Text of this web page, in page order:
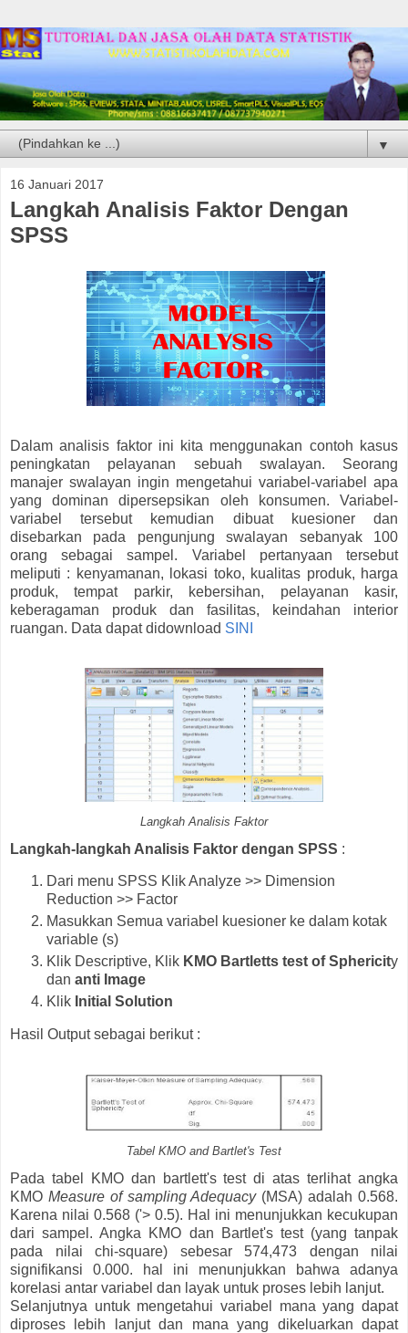
▼
16 Januari 2017
Langkah Analisis Faktor Dengan
SPSS
Dalam analisis faktor ini kita menggunakan contoh kasus
peningkatan pelayanan sebuah swalayan. Seorang
manajer swalayan ingin mengetahui variabel-variabel apa
yang dominan dipersepsikan oleh konsumen. Variabel-
variabel tersebut kemudian dibuat kuesioner dan
disebarkan pada pengunjung swalayan sebanyak 100
orang sebagai sampel. Variabel pertanyaan tersebut
meliputi : kenyamanan, lokasi toko, kualitas produk, harga
produk, tempat parkir, kebersihan, pelayanan kasir,
keberagaman produk dan fasilitas, keindahan interior
ruangan. Data dapat didownload SINI
Langkah Analisis Faktor
Langkah-langkah Analisis Faktor dengan SPSS :
Dari menu SPSS Klik Analyze >> Dimension
Reduction >> Factor
Masukkan Semua variabel kuesioner ke dalam kotak
variable (s)
Klik Descriptive, Klik KMO Bartletts test of Sphericity
dan anti Image
Klik Initial Solution
Hasil Output sebagai berikut :
Tabel KMO and Bartlet's Test
Pada tabel KMO dan bartlett's test di atas terlihat angka
KMO Measure of sampling Adequacy(MSA) adalah 0.568.
Karena nilai 0.568 ('> 0.5). Hal ini menunjukkan kecukupan
dari sampel. Angka KMO dan Bartlet's test (yang tanpak
pada nilai chi-square) sebesar 574,473 dengan nilai
signifikansi 0.000. hal ini menunjukkan bahwa adanya
korelasi antar variabel dan layak untuk proses lebih lanjut.
Selanjutnya untuk mengetahui variabel mana yang dapat
diproses lebih lanjut dan mana yang dikeluarkan dapat